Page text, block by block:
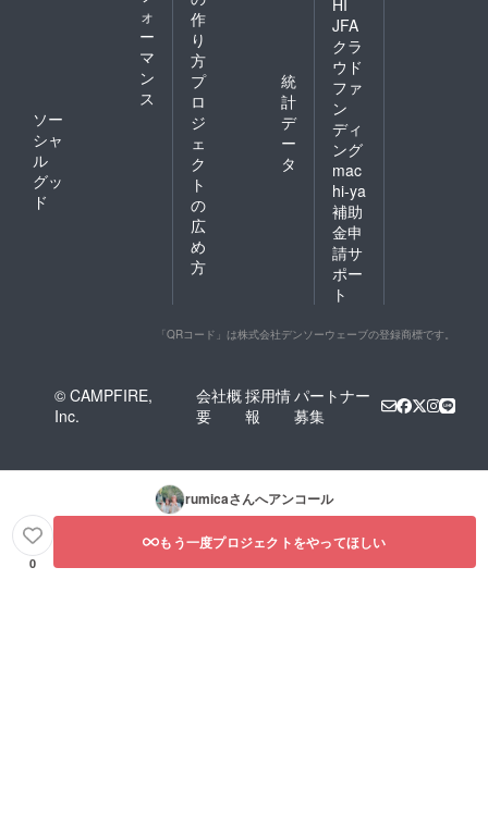
ォ
ー
マ
ン
ス
ソー
シャ
ル
グッ
ド
作
り
方
プ
ロ
ジ
ェ
ク
ト
の
広
め
方
統
計
デ
ー
タ
JFA
クラ
ウド
ファ
ン
ディ
ング
mac
hi-ya
補助
金申
請サ
ポー
ト
「QRコード」は株式会社デンソーウェーブの登録商標です。
© CAMPFIRE,
Inc.
会社概
要
採用情
報
パートナー
募集
rumicaさんへアンコール
0
もう一度プロジェクトをやってほしい